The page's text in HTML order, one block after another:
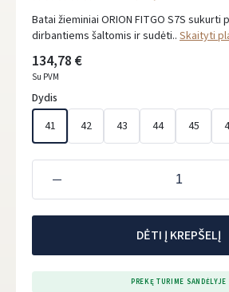
Batai žieminiai ORION FITGO S7S
dirbantiems šaltomis ir sudėti.. Skaityti
134,78 €
Su PVM
Dydis
41
42 43 44 45
DĖTI Į KREPŠELĮ
PREKĘ TURIME SANDĖLYJE